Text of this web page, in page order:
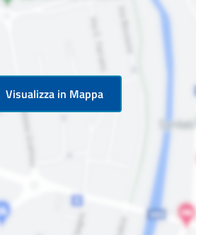
Visualizza in Mappa